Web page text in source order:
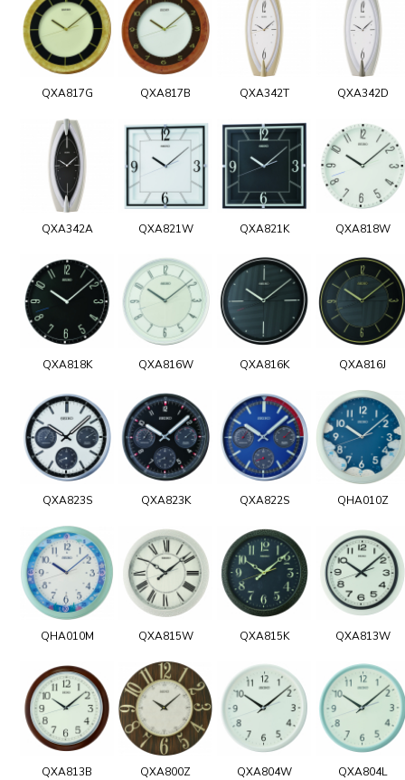
QXA817G QXA817B QXA342T QXA342D
QXA342A QXA821W QXA821K QXA818W
QXA818K QXA816W QXA816K QXA816J
QXA823S QXA823K QXA822S QHA010Z
QHA010M QXA815W QXA815K QXA813W
QXA813B QXA800Z QXA804W QXA804L